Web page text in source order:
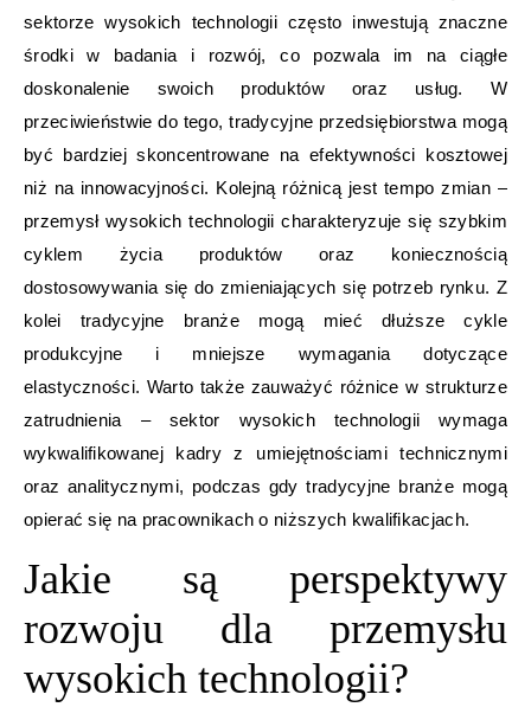
sektorze wysokich technologii często inwestują znaczne
środki w badania i rozwój, co pozwala im na ciągłe
doskonalenie swoich produktów oraz usług. W
przeciwieństwie do tego, tradycyjne przedsiębiorstwa mogą
być bardziej skoncentrowane na efektywności kosztowej
niż na innowacyjności. Kolejną różnicą jest tempo zmian –
przemysł wysokich technologii charakteryzuje się szybkim
cyklem życia produktów oraz koniecznością
dostosowywania się do zmieniających się potrzeb rynku. Z
kolei tradycyjne branże mogą mieć dłuższe cykle
produkcyjne i mniejsze wymagania dotyczące
elastyczności. Warto także zauważyć różnice w strukturze
zatrudnienia – sektor wysokich technologii wymaga
wykwalifikowanej kadry z umiejętnościami technicznymi
oraz analitycznymi, podczas gdy tradycyjne branże mogą
opierać się na pracownikach o niższych kwalifikacjach.
Jakie są perspektywy
rozwoju dla przemysłu
wysokich technologii?